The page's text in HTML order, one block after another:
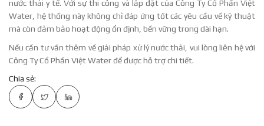
nước thải y tế. Với sự thi công và lắp đặt của Công Ty Cổ Phần Việt
Water, hệ thống này không chỉ đáp ứng tốt các yêu cầu về kỹ thuật
mà còn đảm bảo hoạt động ổn định, bền vững trong dài hạn.
Nếu cần tư vấn thêm về giải pháp xử lý nước thải, vui lòng liên hệ với
Công Ty Cổ Phần Việt Water để được hỗ trợ chi tiết.
Chia sẻ: